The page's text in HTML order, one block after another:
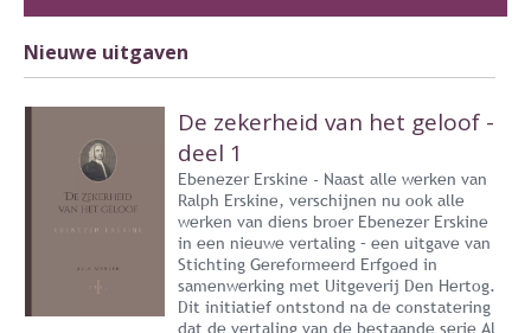
Nieuwe uitgaven
De zekerheid van het geloof -
deel 1
Ebenezer Erskine - Naast alle werken van
Ralph Erskine, verschijnen nu ook alle
werken van diens broer Ebenezer Erskine
in een nieuwe vertaling – een uitgave van
Stichting Gereformeerd Erfgoed in
samenwerking met Uitgeverij Den Hertog.
Dit initiatief ontstond na de constatering
dat de vertaling van de bestaande serie Al